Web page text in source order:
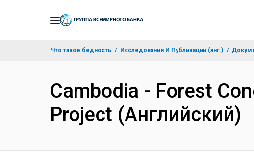
Что такое бедность Исследования И Публикации (анг.)
Cambodia - Forest
Project (Английский)